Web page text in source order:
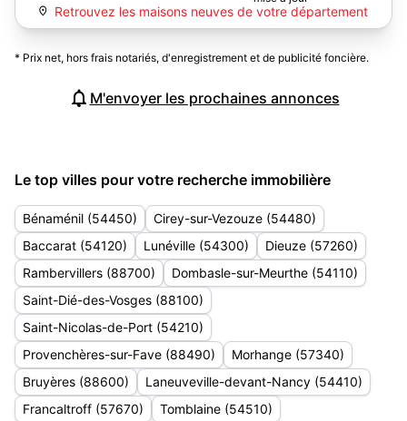
Retrouvez les maisons neuves de votre département
* Prix net, hors frais notariés, d'enregistrement et de publicité foncière.
M'envoyer les prochaines annonces
Le top villes pour votre recherche immobilière
Bénaménil (54450)
Cirey-sur-Vezouze (54480)
Baccarat (54120)
Lunéville (54300)
Dieuze (57260)
Rambervillers (88700)
Dombasle-sur-Meurthe (54110)
Saint-Dié-des-Vosges (88100)
Saint-Nicolas-de-Port (54210)
Provenchères-sur-Fave (88490)
Morhange (57340)
Bruyères (88600)
Laneuveville-devant-Nancy (54410)
Francaltroff (57670)
Tomblaine (54510)